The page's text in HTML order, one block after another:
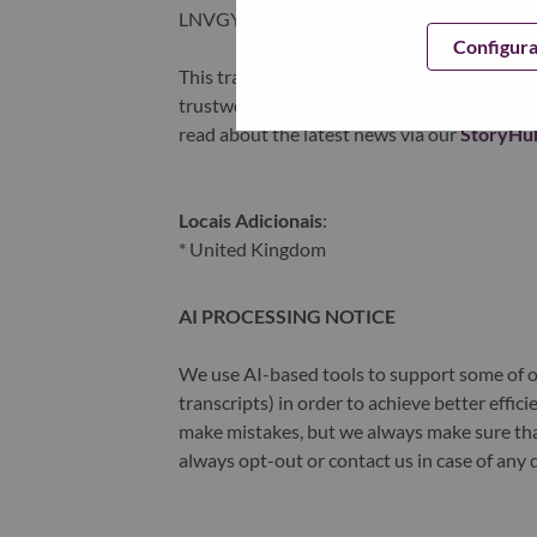
LNVGY).
This transformation together with
trustworthy, and smarter future for
read about the latest news via our
Locais Adicionais:
* United Kingdom
AI PROCESSING NOTICE
We use AI-based tools to support some of
transcripts) in order to achieve better
make mistakes, but we always make sure
always opt-out or contact us in case of any